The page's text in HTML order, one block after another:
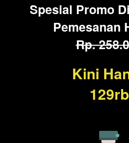
Spesial Promo
Pemesanan
Rp.
Kini
129rb